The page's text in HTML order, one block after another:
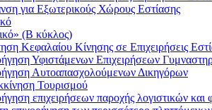
για Εξωτερικούς Χώρους Εστίασης
(B κύκλος)
Κεφαλαίου Κίνησης σε Επιχειρήσεις
Υφιστάμενων Επιχειρήσεων
Αυτοαπασχολούμενων Δικηγόρων
Τουρισμού
επιχειρήσεων παροχής λογιστικών